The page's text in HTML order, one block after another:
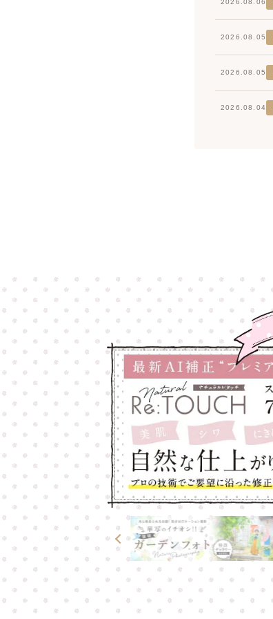
2026.08.06
2026.08.05
2026.08.05
2026.08.04